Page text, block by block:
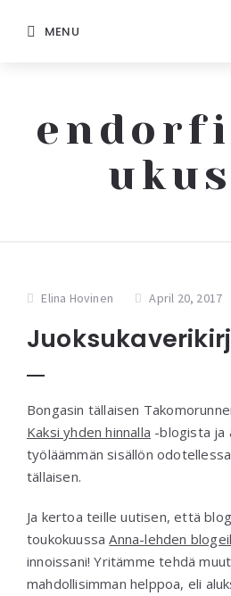
MENU
Elina Hovinen April 20, 2017
Bongasin tällaisen
Kaksi yhden hinnalla -blogista ja
työläämmän sisällön
tällaisen.
Ja kertoa teille uutisen, että
toukokuussaAnna-lehden
innoissani! Yritämme tehdä
mahdollisimman helppoa, eli